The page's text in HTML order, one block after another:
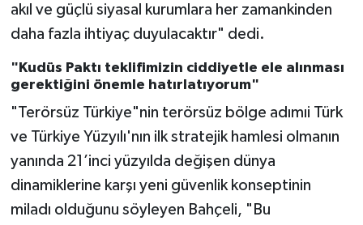
akıl ve güçlü siyasal kurumlara her zamankinden
daha fazla ihtiyaç duyulacaktır" dedi.
"Kudüs Paktı teklifimizin ciddiyetle ele alınması
gerektiğini önemle hatırlatıyorum"
"Terörsüz Türkiye"nin terörsüz bölge adımıi Türk
ve Türkiye Yüzyılı'nın ilk stratejik hamlesi olmanın
yanında 21’inci yüzyılda değişen dünya
dinamiklerine karşı yeni güvenlik konseptinin
miladı olduğunu söyleyen Bahçeli, "Bu